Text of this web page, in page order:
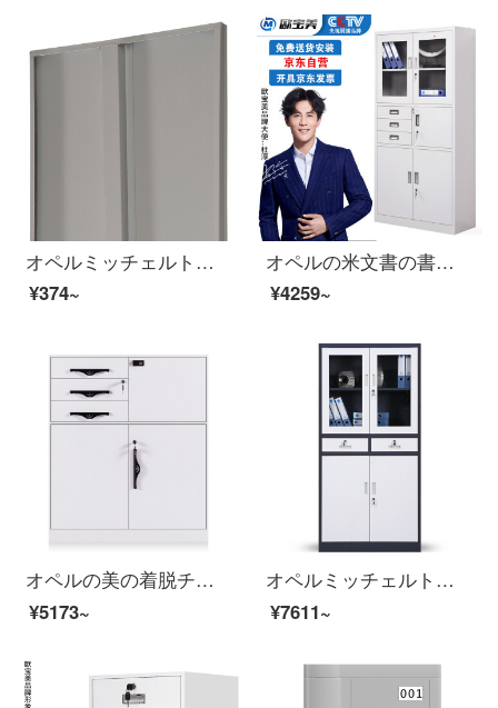
オペルミッチェルトファイルキャビネット情報キャビネットの仕切り板一つ。
¥374~
オペルの米文書の書類の執務する証明の箱の鉄の皮の鋼の事務室の財務室の鉄の箱
¥4259~
オペルの美の着脱チェイトキャビネットの資料の箱のロッカーの鉄の皮の戸棚の暖かさの白色の1030高
¥5173~
オペルミッチェルト着脱オフィスキャビネットスチール製のブリキケースの資料棚のアーカイブキャビネットの色の中の二斗チェスト
¥7611~